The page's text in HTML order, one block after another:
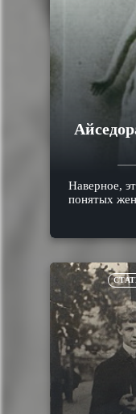
Наверное,
понятых